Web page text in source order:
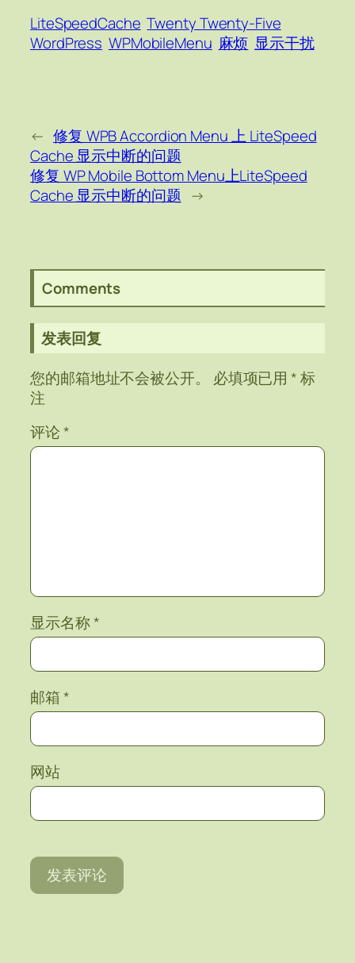
LiteSpeedCache Twenty Twenty-Five
WordPress WPMobileMenu 麻烦 显示干扰
← 修复 WPB Accordion Menu 上 LiteSpeed
Cache 显示中断的问题
修复 WP Mobile Bottom Menu上LiteSpeed
Cache 显示中断的问题 →
Comments
发表回复
您的邮箱地址不会被公开。
必填项已用*标
注
评论*
显示名称*
邮箱*
网站